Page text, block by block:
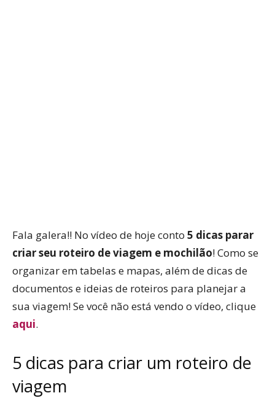
Fala galera!! No vídeo de hoje conto 5 dicas parar
criar seu roteiro de viagem e mochilão! Como se
organizar em tabelas e mapas, além de dicas de
documentos e ideias de roteiros para planejar a
sua viagem! Se você não está vendo o vídeo, clique
aqui.
5 dicas para criar um roteiro de
viagem